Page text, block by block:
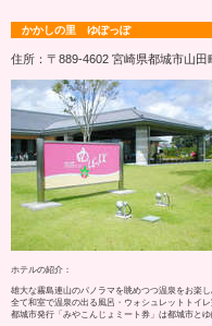
かかしの里 ゆぽっぽ
住所：〒889-4602 宮崎県都城市山田
ホテルの紹介：
雄大な霧島連山のパノラマを眺めつつ温泉をお楽
全て和室で温泉の出る風呂・ウォシュレットトイレ
都城市発行「みやこんじょミート券」は都城市と